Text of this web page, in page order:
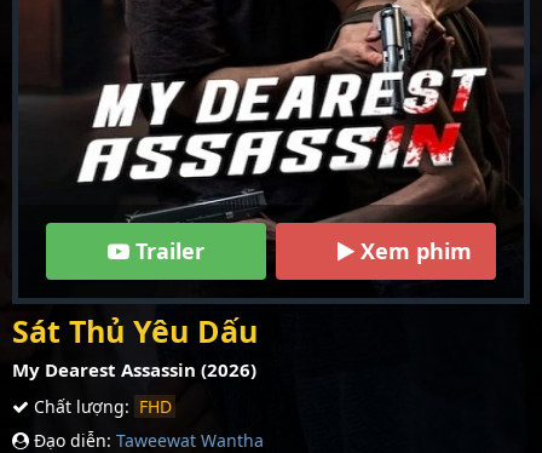
Trailer Xem phim
Sát Thủ Yêu Dấu
My Dearest Assassin (2026)
Chất lượng: FHD
Đạo diễn: Taweewat Wantha